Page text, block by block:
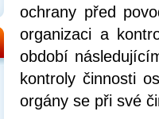
ochrany před
organizaci a
období
kontroly činnosti
orgány se při své